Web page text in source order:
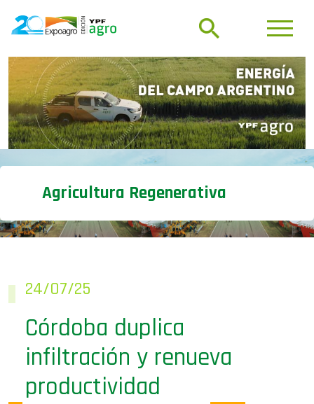
Agricultura Regenerativa
24/07/25
Córdoba duplica
infiltración y renueva
productividad